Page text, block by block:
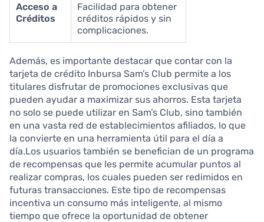
Acceso a
Créditos
Facilidad para obtener
créditos rápidos y sin
complicaciones.
Además, es importante destacar que contar con la
tarjeta de crédito Inbursa Sam’s Club permite a los
titulares disfrutar de promociones exclusivas que
pueden ayudar a maximizar sus ahorros. Esta tarjeta
no solo se puede utilizar en Sam’s Club, sino también
en una vasta red de establecimientos afiliados, lo que
la convierte en una herramienta útil para el día a
día.Los usuarios también se benefician de un programa
de recompensas que les permite acumular puntos al
realizar compras, los cuales pueden ser redimidos en
futuras transacciones. Este tipo de recompensas
incentiva un consumo más inteligente, al mismo
tiempo que ofrece la oportunidad de obtener